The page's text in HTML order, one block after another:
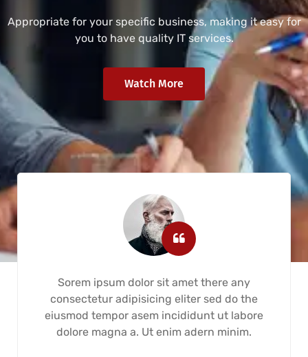
Appropriate for your specific business, making it easy for
you to have quality IT services.
Watch More
Sorem ipsum dolor sit amet there any
consectetur adipisicing eliter sed do the
eiusmod tempor asem incididunt ut labore
dolore magna a. Ut enim adern minim.